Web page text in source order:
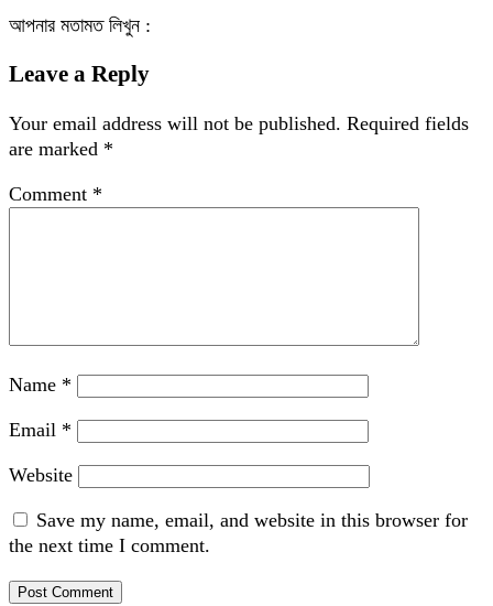
আপনার মতামত লিখুন :
Leave a Reply
Your email address will not be published. Required fields
are marked *
Comment *
Name *
Email *
Website
Save my name, email, and website in this browser for
the next time I comment.